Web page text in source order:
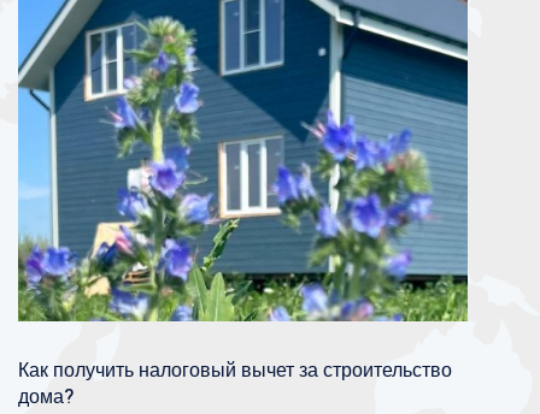
Как получить налоговый вычет за строительство
дома?